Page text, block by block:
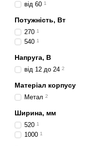
від 60 1
Потужність, Вт
270 1
540 1
Напруга, В
від 12 до 24 2
Матеріал корпусу
Метал 2
Ширина, мм
520 1
1000 1